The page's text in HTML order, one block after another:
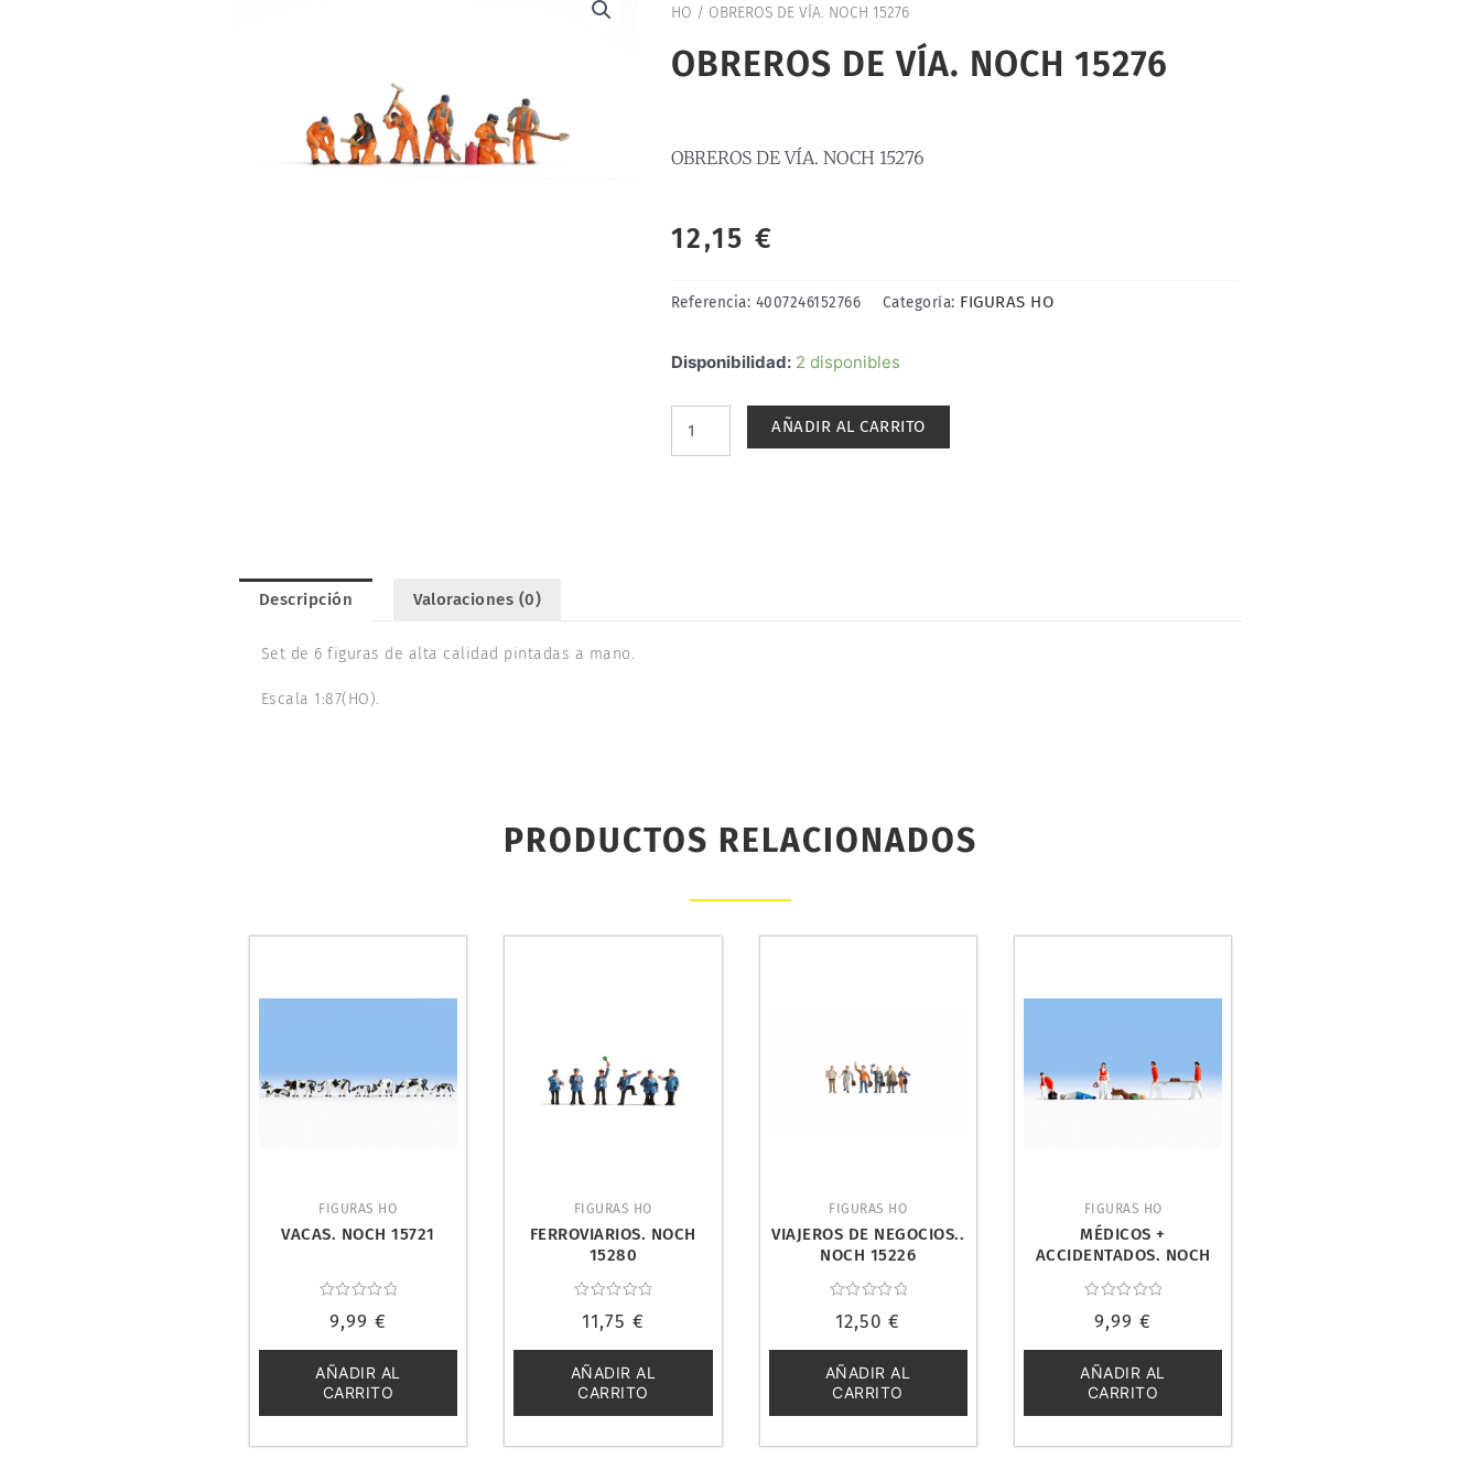
HO / OBREROS DE VÍA. NOCH 15276
OBREROS DE VÍA. NOCH 15276
OBREROS DE VÍA. NOCH 15276
12,15 €
Referencia: 4007246152766 Categoría: FIGURAS HO
Disponibilidad: 2 disponibles
OBREROS
NOCH
AÑADIR AL CARRITO
Descripción Valoraciones (0)
Set de 6 figuras de alta calidad pintadas a mano.
Escala 1:87(HO).
PRODUCTOS RELACIONADOS
FIGURAS HO
VACAS. NOCH 15721
con
de
5
9,99 €
AÑADIR AL
CARRITO
FIGURAS HO
FERROVIARIOS. NOCH
15280
de
5
11,75 €
AÑADIR AL
CARRITO
FIGURAS HO
VIAJEROS DE NEGOCIOS..
NOCH 15226
con
de
5
12,50€
AÑADIR AL
CARRITO
FIGURAS HO
MÉDICOS +
ACCIDENTADOS. NOCH
con
de
5
9,99€
AÑADIR AL
CARRITO